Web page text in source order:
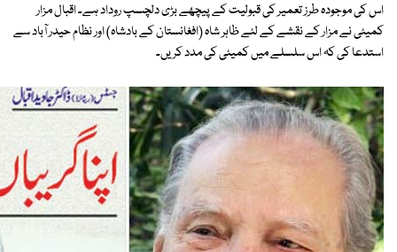
اس کی موجودہ طرز تعمیر کی قبولیت کے پیچھے بڑی دلچسپ روداد ہے۔ اقبال مزار
کمیٹی نے مزار کے نقشے کے لئے ظاہر شاہ (افغانستان کے بادشاہ) اور نظام حیدر آباد سے
استدعا کی کہ اس سلسلے میں کمیٹی کی مدد کریں۔